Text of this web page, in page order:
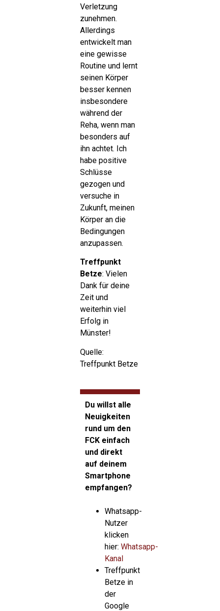
Verletzung
zunehmen.
Allerdings
entwickelt man
eine gewisse
Routine und lernt
seinen Körper
besser kennen
insbesondere
während der
Reha, wenn man
besonders auf
ihn achtet. Ich
habe positive
Schlüsse
gezogen und
versuche in
Zukunft, meinen
Körper an die
Bedingungen
anzupassen.
Treffpunkt
Betze: Vielen
Dank für deine
Zeit und
weiterhin viel
Erfolg in
Münster!
Quelle:
Treffpunkt Betze
Du willst alle
Neuigkeiten
rund um den
FCK einfach
und direkt
auf deinem
Smartphone
empfangen?
Whatsapp-
Nutzer
klicken
hier: Whatsapp-
Kanal
Treffpunkt
Betze in
der
Google